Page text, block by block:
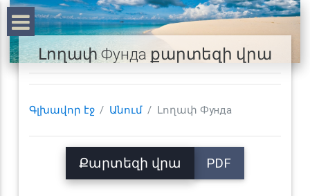
Լողափ Фунда քարտեզի վրա
Գլխավոր էջ Անում Լողափ Фунда
Քարտեզի վրա PDF